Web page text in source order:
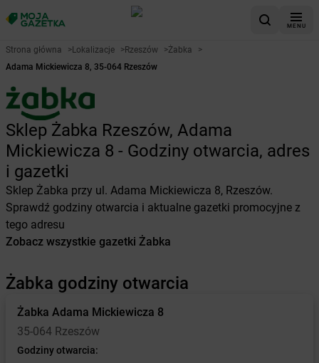
MENU
Strona główna >Lokalizacje >Rzeszów >Żabka
>
Adama Mickiewicza 8, 35-064 Rzeszów
Sklep Żabka Rzeszów, Adama
Mickiewicza 8 - Godziny otwarcia, adres
i gazetki
Sklep Żabka przy ul. Adama Mickiewicza 8, Rzeszów.
Sprawdź godziny otwarcia i aktualne gazetki promocyjne z
tego adresu
Zobacz wszystkie gazetki Żabka
Żabka godziny otwarcia
Żabka Adama Mickiewicza 8
35-064 Rzeszów
Godziny otwarcia: